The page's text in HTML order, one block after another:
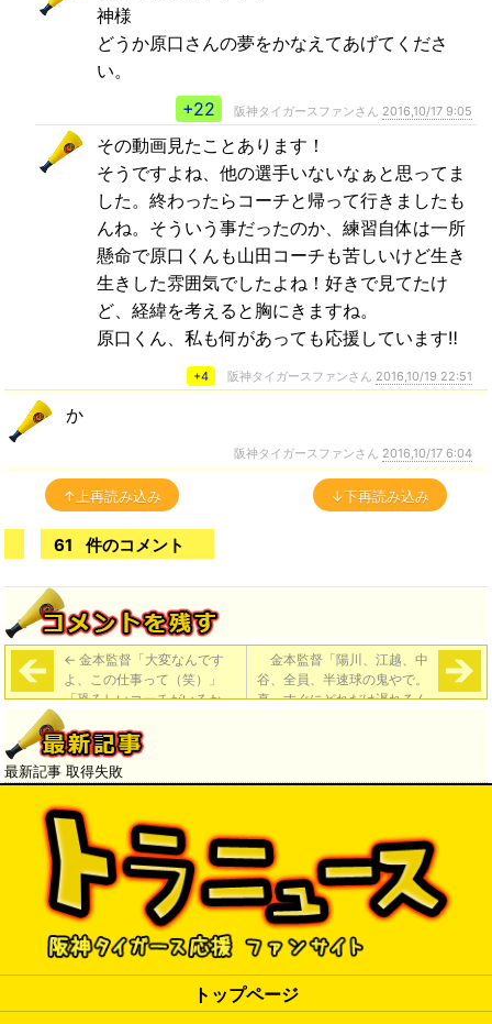
神様
どうか原口さんの夢をかなえてあげてくださ
い。
+22
阪神タイガースファンさん 2016,10/17 9:05
その動画見たことあります！
そうですよね、他の選手いないなぁと思ってま
した。終わったらコーチと帰って行きましたも
んね。そういう事だったのか、練習自体は一所
懸命で原口くんも山田コーチも苦しいけど生き
生きした雰囲気でしたよね！好きで見てたけ
ど、経緯を考えると胸にきますね。
原口くん、私も何があっても応援しています‼️
+4 阪神タイガースファンさん 2016,10/19 22:51
か
阪神タイガースファンさん 2016,10/17 6:04
↑上再読み込み ↓下再読み込み
61 件のコメント
← 金本監督「大変なんです
よ、この仕事って（笑）」
「恐ろしいコーチがいるか
ら。俺は優しい監督にならん
といけん（笑）」
金本監督「陽川、江越、中
谷、全員、半速球の鬼やで。
真っすぐにどれだけ遅れるん
最新記事 取得失敗
トップページ